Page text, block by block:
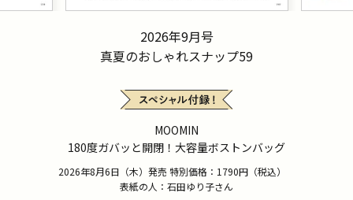
2026年9月号
真夏のおしゃれスナップ59
MOOMIN
180度ガバッと開閉！大容量ボストンバッグ
2026年8月6日（木）発売 特別価格：1790円（税込）
表紙の人：石田ゆり子さん